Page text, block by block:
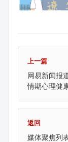
上一篇
网易新闻报
情期心理健
返回
媒体聚焦列